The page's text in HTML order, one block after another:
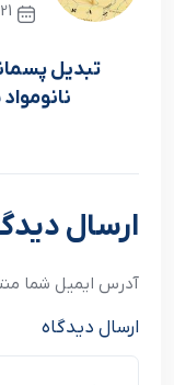
21 تیر 1404
تبدیل
ارسال
آدرس ایمیل شما
ارسال دیدگاه